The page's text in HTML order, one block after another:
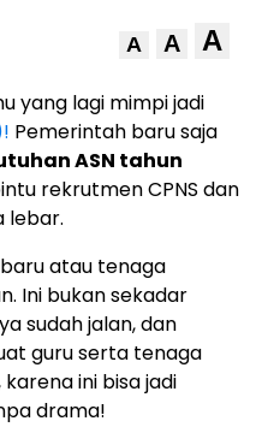
A A A
yang lagi mimpi jadi
Pemerintah baru saja
ASN tahun
rekrutmen CPNS dan
lebar.
atau tenaga
Ini bukan sekadar
sudah jalan, dan
guru serta tenaga
ini bisa jadi
drama!